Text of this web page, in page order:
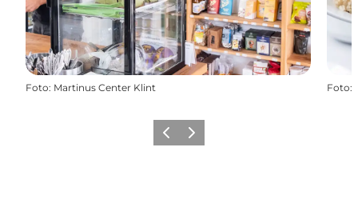
Foto: Martinus Center Klint Foto:
Forrige billede
Næste billede